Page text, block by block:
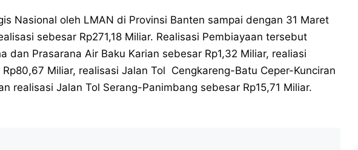
Nasional oleh LMAN di Provinsi Banten sampai dengan 31 Maret
sebesar Rp271,18 Miliar. Realisasi Pembiayaan tersebut
dan Prasarana Air Baku Karian sebesar Rp1,32 Miliar, realiasi
Miliar, realisasi Jalan Tol Cengkareng-Batu Ceper-Kunciran
realisasi Jalan Tol Serang-Panimbang sebesar Rp15,71 Miliar.